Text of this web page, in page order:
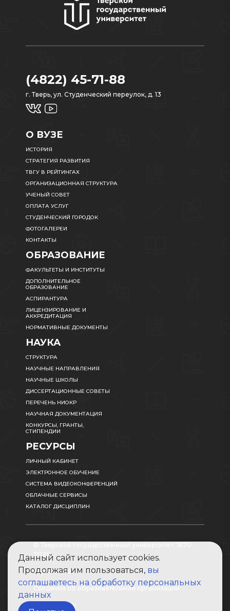
(4822) 45-71-88
г. Тверь, ул. Студенческий переулок, д. 13
О ВУЗЕ
ИСТОРИЯ
СТРАТЕГИЯ РАЗВИТИЯ
ТВГУ В РЕЙТИНГАХ
ОРГАНИЗАЦИОННАЯ СТРУКТУРА
УЧЕНЫЙ СОВЕТ
ОПЛАТА УСЛУГ
СТУДЕНЧЕСКИЙ ГОРОДОК
ФОТОГАЛЕРЕИ
КОНТАКТЫ
ОБРАЗОВАНИЕ
ФАКУЛЬТЕТЫ И ИНСТИТУТЫ
ДОПОЛНИТЕЛЬНОЕ
ОБРАЗОВАНИЕ
АСПИРАНТУРА
ЛИЦЕНЗИРОВАНИЕ И
АККРЕДИТАЦИЯ
НОРМАТИВНЫЕ ДОКУМЕНТЫ
НАУКА
СТРУКТУРА
НАУЧНЫЕ НАПРАВЛЕНИЯ
НАУЧНЫЕ ШКОЛЫ
ДИССЕРТАЦИОННЫЕ СОВЕТЫ
ПЕРЕЧЕНЬ НИОКР
НАУЧНАЯ ДОКУМЕНТАЦИЯ
КОНКУРСЫ, ГРАНТЫ,
СТИПЕНДИИ
РЕСУРСЫ
ЛИЧНЫЙ КАБИНЕТ
ЭЛЕКТРОННОЕ ОБУЧЕНИЕ
СИСТЕМА ВИДЕОКОНФЕРЕНЦИЙ
ОБЛАЧНЫЕ СЕРВИСЫ
КАТАЛОГ ДИСЦИПЛИН
2026
Карта сайта
Сведения об образовательной организации
Абитуриенту
Данный сайт использует cookies.
Продолжая им пользоваться, вы
соглашаетесь на обработку персональных
данных